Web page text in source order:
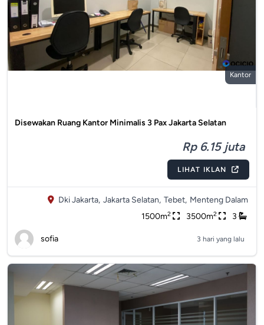
Kantor
Disewakan Ruang Kantor Minimalis 3 Pax Jakarta Selatan
Rp 6.15 juta
LIHAT IKLAN
Dki Jakarta, Jakarta Selatan, Tebet, Menteng Dalam
1500m2 3500m2 3
sofia 3 hari yang lalu